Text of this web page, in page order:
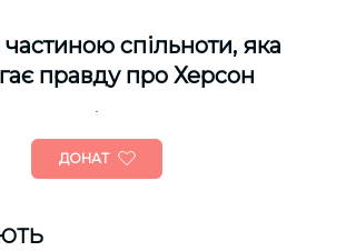
частиною спільноти, яка
правду про Херсон
ДОНАТ